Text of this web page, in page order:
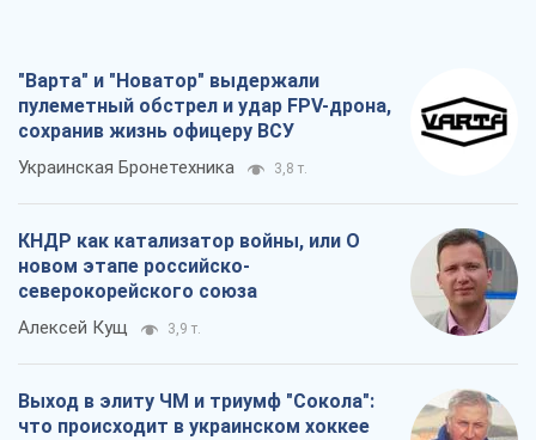
"Варта" и "Новатор" выдержали
пулеметный обстрел и удар FPV-дрона,
сохранив жизнь офицеру ВСУ
Украинская Бронетехника 3,8 т.
КНДР как катализатор войны, или О
новом этапе российско-
северокорейского союза
Алексей Кущ 3,9 т.
Выход в элиту ЧМ и триумф "Сокола":
что происходит в украинском хоккее